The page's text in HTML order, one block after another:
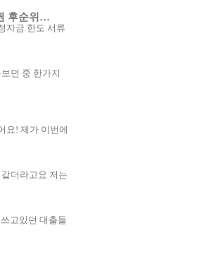
후순위…
자금 한도 서류
던 중 한가지
요! 제가 이번에
더라고요 저는
고있던 대출들